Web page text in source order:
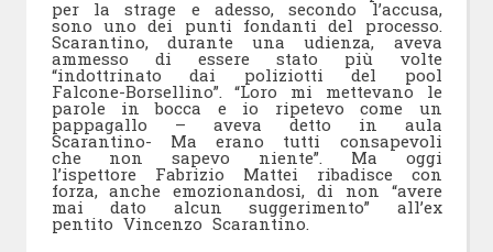
per la strage e adesso, secondo l’accusa,
sono uno dei punti fondanti del processo.
Scarantino, durante una udienza, aveva
ammesso di essere stato più volte
“indottrinato dai poliziotti del pool
Falcone-Borsellino”. “Loro mi mettevano le
parole in bocca e io ripetevo come un
pappagallo – aveva detto in aula
Scarantino- Ma erano tutti consapevoli
che non sapevo niente”. Ma oggi
l’ispettore Fabrizio Mattei ribadisce con
forza, anche emozionandosi, di non “avere
mai dato alcun suggerimento” all’ex
pentito Vincenzo Scarantino.